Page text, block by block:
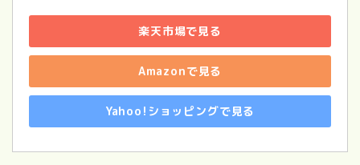
楽天市場で見る
Amazonで見る
Yahoo!ショッピングで見る